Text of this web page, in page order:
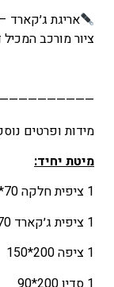
אריגת ג׳קארד
ציור מורכב
מידות ופרטים
מיטת יחיד:
1 ציפית חלקה 70*50
1 ציפית ג׳קארד 70*50
1 ציפה 200*150